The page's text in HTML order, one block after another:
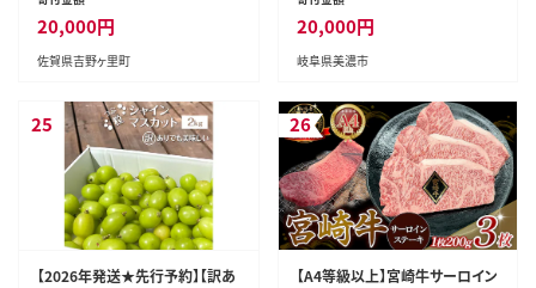
ンガーフーズ[FBI004]
20,000円
佐賀県吉野ヶ里町
トイレ用品 114mm幅 非常用
備蓄 防災 まとめ買い 国産 日本
濃市
20,000円
岐阜県美濃市
25
【2026年発送★先行予約】【訳あ
26
【A4等級以上】宮崎牛サーロイン